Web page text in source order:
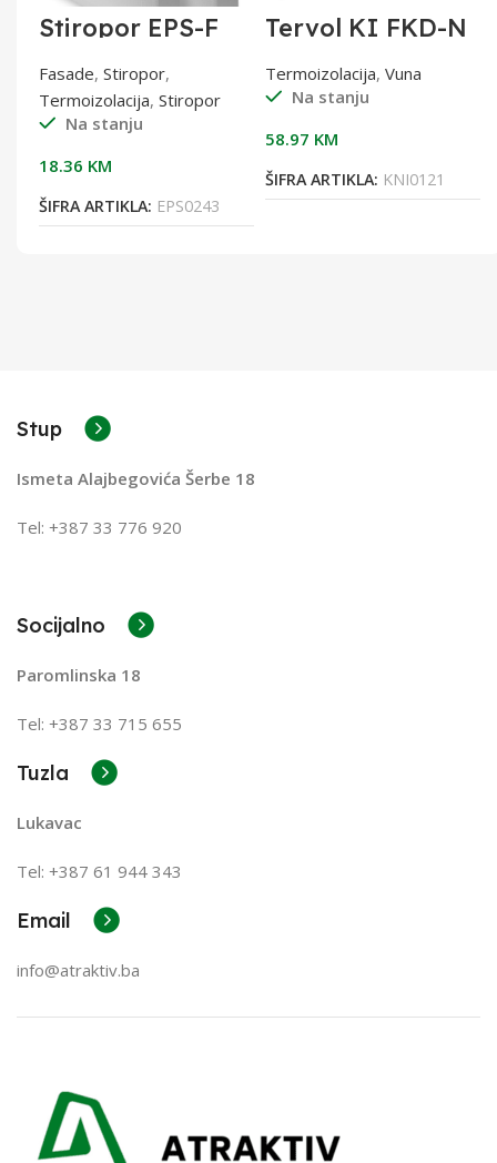
Stiropor EPS-F
80/15cm Laštro
2m2
Fasade, Stiropor,
Termoizolacija, Stiropor
Na stanju
18.36 KM
ŠIFRA ARTIKLA: EPS0243
Tervol KI FKD-N
Thermal M
(kontakt.fasade)
10cm
1200X400X100
60PC 1,92m2
Termoizolacija, Vuna
Na stanju
58.97 KM
ŠIFRA ARTIKLA: KNI0121
Stup
Ismeta Alajbegovića Šerbe 18
Tel: +387 33 776 920
Socijalno
Paromlinska 18
Tel: +387 33 715 655
Tuzla
Lukavac
Tel: +387 61 944 343
Email
info@atraktiv.ba